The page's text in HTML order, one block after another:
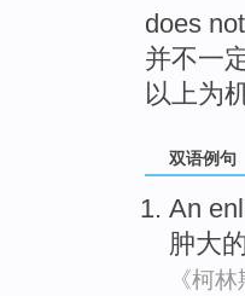
does
并不一
以上为
双语例句
An
肿大的
《柯